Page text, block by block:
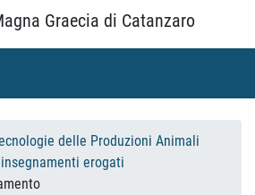
Graecia di Catanzaro
delle Produzioni Animali
erogati